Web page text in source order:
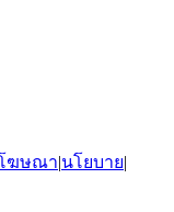
ฆษณา|นโยบาย|